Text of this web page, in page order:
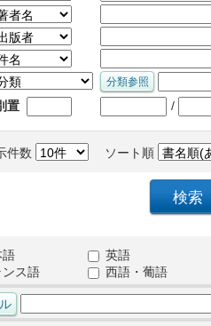
置 /
件数 ソート順
語
英語
ンス語
西語・葡語